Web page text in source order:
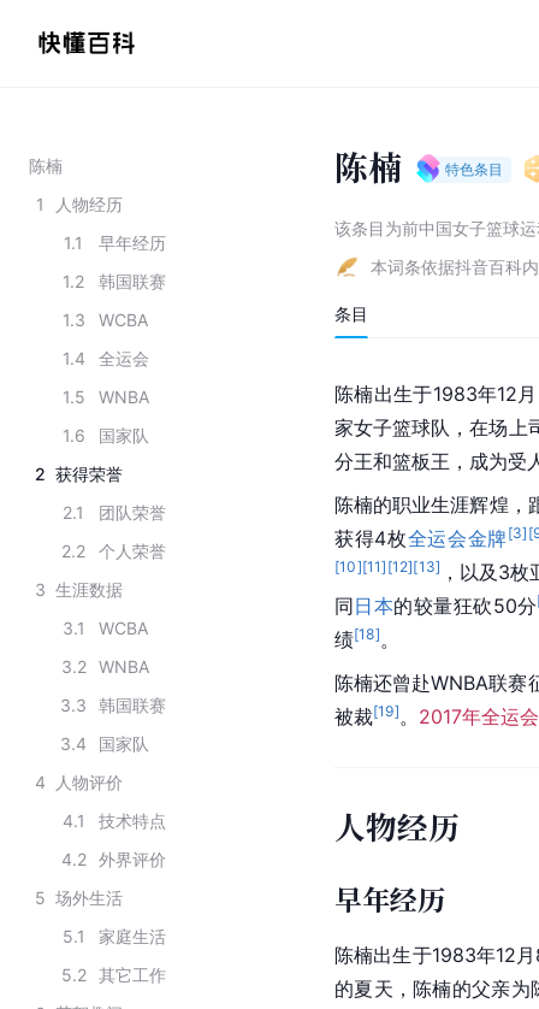
陈楠
1
人物经历
1.1
早年经历
1.2
韩国联赛
1.3
WCBA
1.4
全运会
1.5
WNBA
1.6
国家队
2 获得荣誉
2.1
团队荣誉
2.2
个人荣誉
3 生涯数据
3.1
WCBA
3.2
WNBA
3.3
韩国联赛
3.4
国家队
4
人物评价
4.1
技术特点
4.2
外界评价
5 场外生活
5.1
家庭生活
5.2
其它工作
陈楠 特色条目
该条目为前中国女子篮球
本词条依据抖音百科
条目
陈楠出生于1983年12
家女子篮球队，在场上
分王和篮板王，成为受
陈楠的职业生涯辉煌，
获得4枚全运会金牌[3] [
[10][11] [12][13] ，以及3枚
同日本的较量狂砍50分
绩[18] 。
陈楠还曾赴WNBA联赛
被裁[19] 。 2017年全运会
人物经历
早年经历
陈楠出生于1983年12
的夏天，陈楠的父亲